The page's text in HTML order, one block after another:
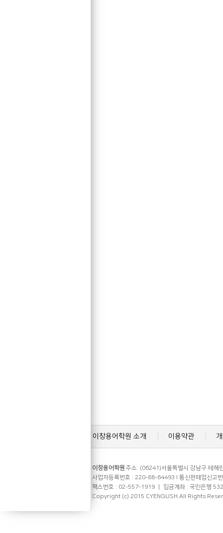
이창용어학원 소개 이용약관
이창용어학원 주소: (06241)서울특별시 강남구 테헤
사업자등록번호 : 220-88-64493 l 통신판매업신고
팩스번호 : 02-557-1919 ㅣ 입금계좌 : 국민은행
Copyright (c) 2015 CYENGLISH.All Rights